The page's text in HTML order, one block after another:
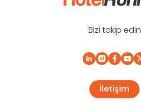
Bizi takip edin
İletişim